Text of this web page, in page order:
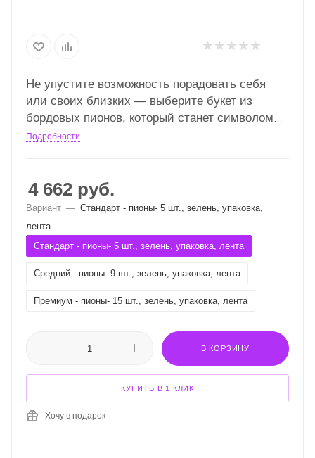
Не упустите возможность порадовать себя
или своих близких — выберите букет из
бордовых пионов, который станет символом
вашей любви и заботы!
Подробности
4 662 руб.
Вариант — Стандарт - пионы- 5 шт., зелень, упаковка,
лента
Стандарт - пионы- 5 шт., зелень, упаковка, лента
Средний - пионы- 9 шт., зелень, упаковка, лента
Премиум - пионы- 15 шт., зелень, упаковка, лента
В КОРЗИНУ
КУПИТЬ В 1 КЛИК
Хочу в подарок